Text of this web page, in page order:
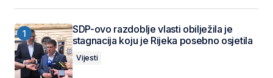
SDP-ovo razdoblje vlasti obilježila je
stagnacija koju je Rijeka posebno osjetila
Vijesti